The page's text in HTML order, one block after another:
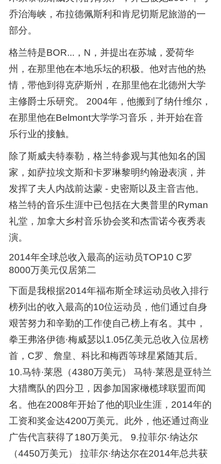
乔治海峡，布拉德佩斯利和肯尼切斯尼旅游的一
部分。
格兰特是BOR...，N，并提出在苏城，爱荷华
州，在那里他在本地乐坛的积极。他对吉他的热
情，带他到得克萨斯州，在那里他在北德州大学
主修爵士乐研究。 2004年，他搬到了纳什维尔，
在那里他在Belmont大学学习音乐，并开始在音
乐行业的接触。
除了斯威夫特泰勒，格兰特参观与其他知名的国
家，如萨拉埃文斯和卡罗琳黎明约翰逊表演，并
发挥了夫人内战前达蒙 - 史密斯以及主音吉他。
格兰特的音乐生涯中已包括在大奥普里的Ryman
礼堂，加拿大乡村音乐协会奖和杰雷诺今夜秀表
演。
2014年全球总收入最高的运动员TOP10 C罗
8000万美元仅居第二
下面是我根据2014年福布斯全球运动员收入排行
榜列出的收入最高的10位运动员，他们通过自身
艰苦努力和辛勤的工作使自己榜上有名。其中，
拳王弗洛伊德·梅威瑟以1.05亿美元总收入位居榜
首，C罗、詹皇、科比和梅西等球星紧随其后。
10.马特·莱恩（4380万美元） 马特·莱恩是亚特兰
大猎鹰队的四分卫，因参加国家橄榄球联盟而闻
名。他在2008年开始了他的职业生涯，2014年的
工资和奖金达4200万美元。此外，他还通过商业
广告代言获得了180万美元。 9.拉菲尔·纳达尔
（4450万美元） 拉菲尔·纳达尔在2014年总共获